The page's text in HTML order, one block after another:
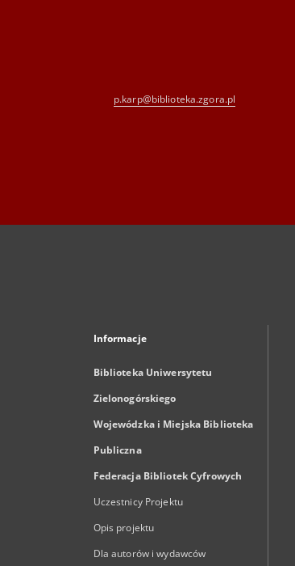
p.karp@biblioteka.zgora.pl
Informacje
Biblioteka Uniwersytetu
Zielonogórskiego
Wojewódzka i Miejska Biblioteka
Publiczna
Federacja Bibliotek Cyfrowych
Uczestnicy Projektu
Opis projektu
Dla autorów i wydawców